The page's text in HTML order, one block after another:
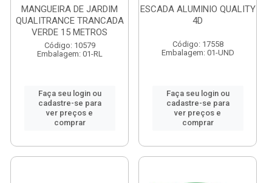
MANGUEIRA DE JARDIM
QUALITRANCE TRANCADA
VERDE 15 METROS
Código: 10579
Embalagem: 01-RL
Faça seu login ou
cadastre-se para
ver preços e
comprar
ESCADA ALUMINIO QUALITY
4D
Código: 17558
Embalagem: 01-UND
Faça seu login ou
cadastre-se para
ver preços e
comprar